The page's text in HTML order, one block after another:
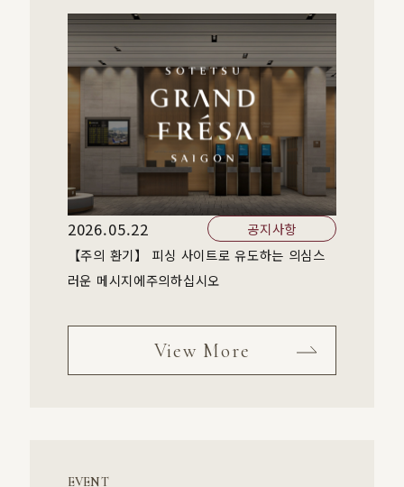
2026.05.22
공지사항
【주의 환기】 피싱 사이트로 유도하는 의심스
러운 메시지에주의하십시오
View More
EVENT